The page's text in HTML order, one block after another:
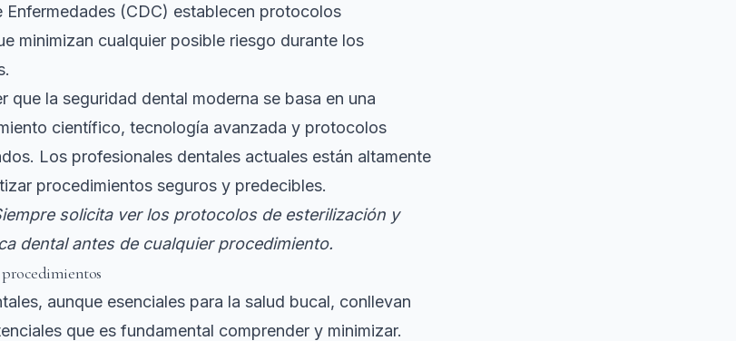
Enfermedades (CDC) establecen protocolos
minimizan cualquier posible riesgo durante los
que la seguridad dental moderna se basa en una
científico, tecnología avanzada y protocolos
Los profesionales dentales actuales están altamente
procedimientos seguros y predecibles.
solicita ver los protocolos de esterilización y
dental antes de cualquier procedimiento.
procedimientos
aunque esenciales para la salud bucal, conllevan
que es fundamental comprender y minimizar.